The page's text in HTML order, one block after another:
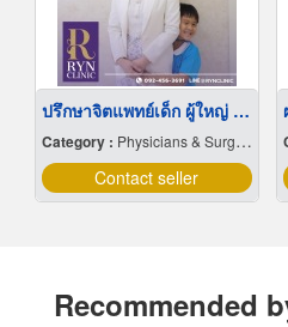
ปรึกษาจิตแพทย์เด็ก ผู้ใหญ่ ใกล้ฉัน
Category : Physicians & Surgeons, Md
Contact seller
Recommended